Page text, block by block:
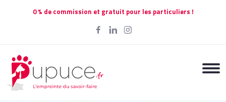
0 % de commission et gratuit pour les particuliers !